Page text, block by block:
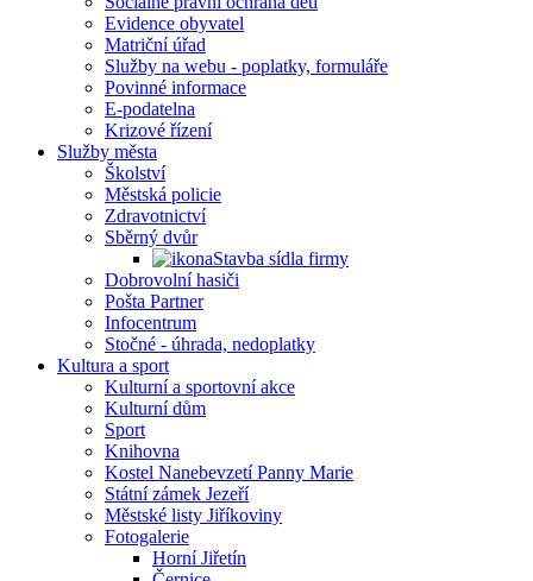
Evidence obyvatel
Matriční úřad
Služby na webu - poplatky, formuláře
Povinné informace
E-podatelna
Krizové řízení
Služby města
Školství
Městská policie
Zdravotnictví
Sběrný dvůr
Stavba sídla firmy
Dobrovolní hasiči
Pošta Partner
Infocentrum
Stočné - úhrada, nedoplatky
Kultura a sport
Kulturní a sportovní akce
Kulturní dům
Sport
Knihovna
Kostel Nanebevzetí Panny Marie
Státní zámek Jezeří
Městské listy Jiříkoviny
Fotogalerie
Horní Jiřetín